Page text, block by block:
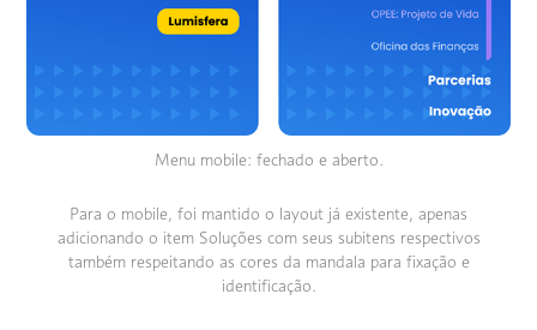
Menu mobile: fechado e aberto.
Para o mobile, foi mantido o layout já existente, apenas
adicionando o item Soluções com seus subitens respectivos
também respeitando as cores da mandala para fixação e
identificação.